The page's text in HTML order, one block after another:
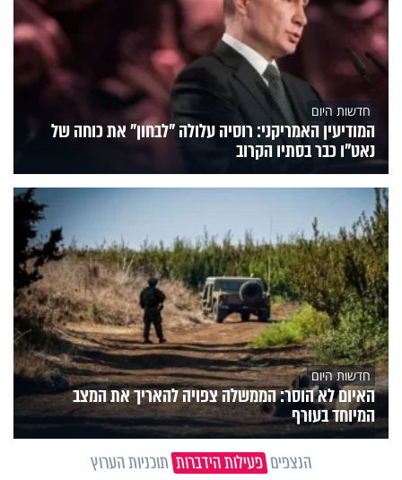
חדשות היום
המודיעין האמריקני: רוסיה עלולה "לבחון" את כוחה של
נאט"ו כבר בסתיו הקרוב
חדשות היום
האיום לא הוסר: הממשלה צפויה להאריך את המצב
המיוחד בעורף
הנצפים פעילות הידברות תוכניות הערוץ